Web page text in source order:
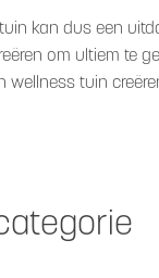
kan dus een
om ultiem te
wellness tuin